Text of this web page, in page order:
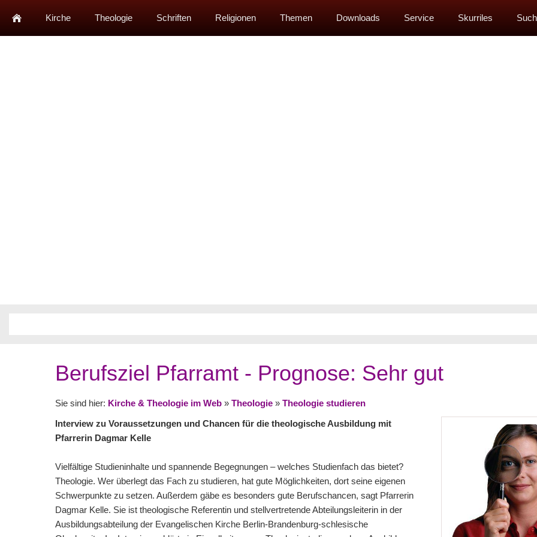
Kirche Theologie Schriften Religionen Themen Downloads Service Skurriles
Berufsziel Pfarramt - Prognose: Sehr gut
Sie sind hier: Kirche & Theologie im Web » Theologie » Theologie studieren
Interview zu Voraussetzungen und Chancen für die theologische Ausbildung mit
Pfarrerin Dagmar Kelle
Vielfältige Studieninhalte und spannende Begegnungen – welches Studienfach das bietet?
Theologie. Wer überlegt das Fach zu studieren, hat gute Möglichkeiten, dort seine eigenen
Schwerpunkte zu setzen. Außerdem gäbe es besonders gute Berufschancen, sagt Pfarrerin
Dagmar Kelle. Sie ist theologische Referentin und stellvertretende Abteilungsleiterin in der
Ausbildungsabteilung der Evangelischen Kirche Berlin-Brandenburg-schlesische